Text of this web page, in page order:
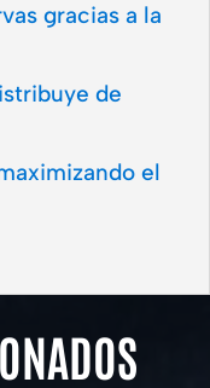
gracias a la
de
el